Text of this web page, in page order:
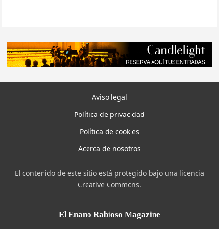
Aviso legal
Política de privacidad
Política de cookies
Acerca de nosotros
El contenido de este sitio está protegido bajo una licencia
Creative Commons.
El Enano Rabioso Magazine